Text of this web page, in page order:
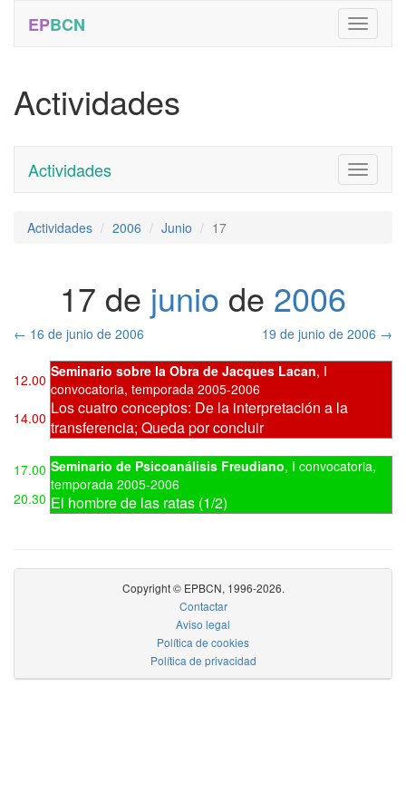
EPBCN
Actividades
Toggle
Actividades
Actividades 2006 Junio 17
17 de junio de 2006
← 16 de junio de 2006 19 de junio de 2006 →
12.00 Seminario sobre la Obra de Jacques Lacan, I
convocatoria, temporada 2005-2006
Los cuatro conceptos: De la interpretación a la
transferencia; Queda por concluir
14.00
17.00 Seminario de Psicoanálisis Freudiano, I convocatoria,
temporada 2005-2006
El hombre de las ratas (1/2)
20.30
Copyright © EPBCN, 1996-2026.
Contactar
Aviso legal
Política de cookies
Política de privacidad